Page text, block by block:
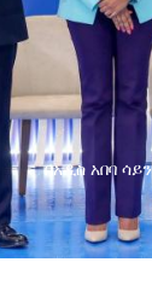
በአዲስ አበባ